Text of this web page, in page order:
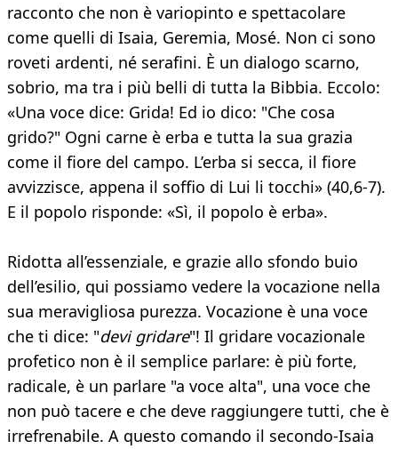
racconto che non è variopinto e spettacolare
come quelli di Isaia, Geremia, Mosé. Non ci sono
roveti ardenti, né serafini. È un dialogo scarno,
sobrio, ma tra i più belli di tutta la Bibbia. Eccolo:
«Una voce dice: Grida! Ed io dico: "Che cosa
grido?" Ogni carne è erba e tutta la sua grazia
come il fiore del campo. L’erba si secca, il fiore
avvizzisce, appena il soffio di Lui li tocchi» (40,6-7).
E il popolo risponde: «Sì, il popolo è erba».
Ridotta all’essenziale, e grazie allo sfondo buio
dell’esilio, qui possiamo vedere la vocazione nella
sua meravigliosa purezza. Vocazione è una voce
che ti dice: "devi gridare"! Il gridare vocazionale
profetico non è il semplice parlare: è più forte,
radicale, è un parlare "a voce alta", una voce che
non può tacere e che deve raggiungere tutti, che è
irrefrenabile. A questo comando il secondo-Isaia